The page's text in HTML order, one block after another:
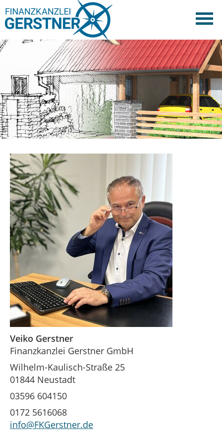
Veiko Gerstner
Finanzkanzlei Gerstner GmbH
Wilhelm-Kaulisch-Straße 25
01844 Neustadt
03596 604150
0172 5616068
info@FKGerstner.de